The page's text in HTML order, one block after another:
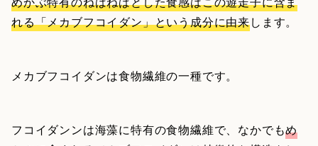
れる「メカブフコイダン」という成分に由来します。
メカブフコイダンは食物繊維の一種です。
フコイダンンは海藻に特有の食物繊維で、なかでもめ